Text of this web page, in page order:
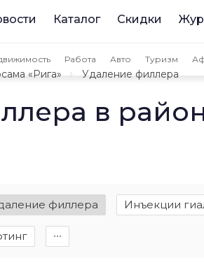
Каталог Скидки
Работа Авто Туризм
«Рига» Удаление филлера
в
филлера Инъекции
∙∙∙